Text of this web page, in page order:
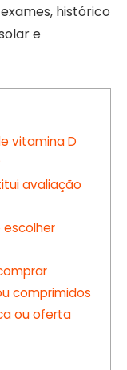
histórico
e
vitamina D
avaliação
comprimidos
ou oferta